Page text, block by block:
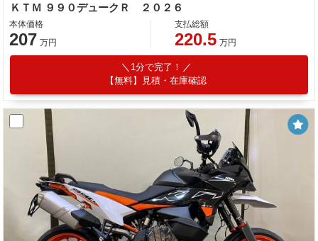
ＫＴＭ ９９０デュークＲ ２０２６
本体価格
207 万円
支払総額
220.5 万円
1分で完了！
【無料】見積・在庫確認